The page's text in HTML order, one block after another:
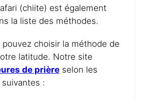
(chiite) est également
la liste des méthodes.
pouvez choisir la méthode de
latitude. Notre site
de prière selon les
: